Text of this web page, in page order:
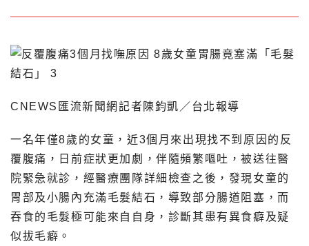
CNEWS匯流新聞網記者陳鈞凱／台北報導
一名年僅8歲的女童，近3個月來出現找不到原因的反
覆腹痛，日前症狀更加劇，伴隨頻繁嘔吐，被送往醫
院緊急就診，經醫療團隊詳細檢查之後，發現女童的
胃部及小腸內充滿毛髮結石，導致部分腸道阻塞，而
吞食的毛髮極可能來自自身，診斷其患有異食癖及疑
似拔毛癖。